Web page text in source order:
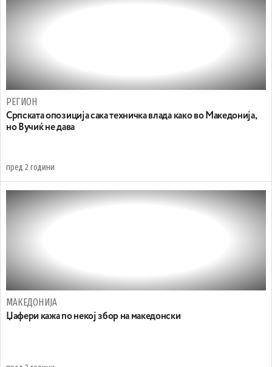
РЕГИОН
Српската опозиција сака техничка влада како во Македонија,
но Вучиќ не дава
пред 2 години
МАКЕДОНИЈА
Џафери кажа по некој збор на македонски